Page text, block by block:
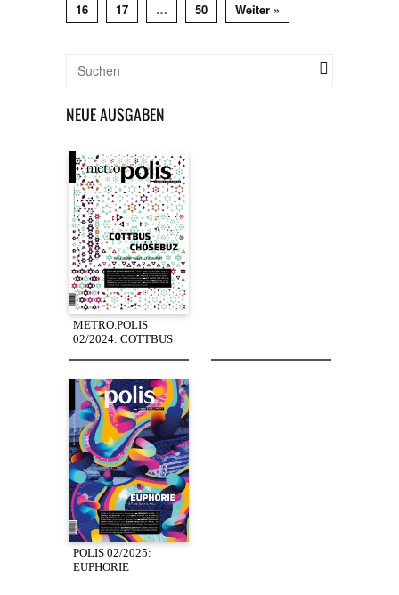
16
17 … 50 Weiter »
NEUE AUSGABEN
METRO.POLIS
02/2024: COTTBUS
POLIS 02/2025:
EUPHORIE